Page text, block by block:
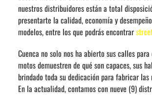
nuestros distribuidores están a total
presentarte la calidad, economía y
modelos, entre los que podrás encontrar
Cuenca no solo nos ha abierto sus calles
motos demuestren de qué son capaces, sus
brindado toda su dedicación para fabricar las
En la actualidad, contamos con nueve (9)